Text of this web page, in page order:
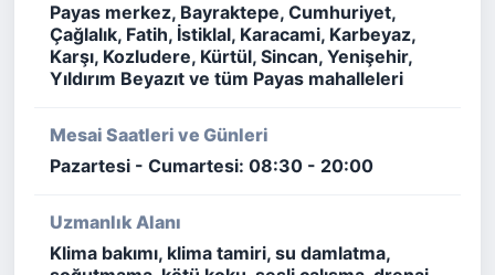
Payas merkez, Bayraktepe, Cumhuriyet,
Çağlalık, Fatih, İstiklal, Karacami, Karbeyaz,
Karşı, Kozludere, Kürtül, Sincan, Yenişehir,
Yıldırım Beyazıt ve tüm Payas mahalleleri
Mesai Saatleri ve Günleri
Pazartesi - Cumartesi: 08:30 - 20:00
Uzmanlık Alanı
Klima bakımı, klima tamiri, su damlatma,